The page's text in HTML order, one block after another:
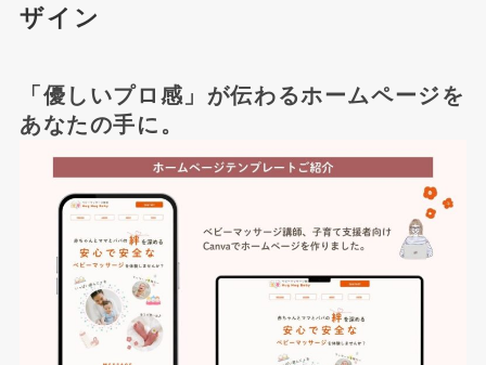
ザイン
「優しいプロ感」が伝わるホームページを
あなたの手に。